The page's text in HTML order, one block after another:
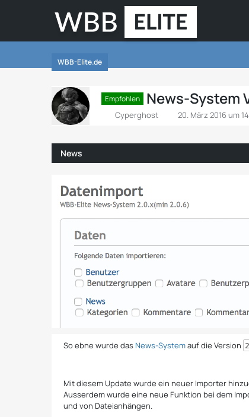
WBB-Elite.de
Empfohlen News-System
Cyperghost 20. März 2016 um
News
So ebne wurde das News-Systemauf die Version
Mit diesem Update wurde ein neuer Importer
Ausserdem wurde eine neue Funktion bei dem
und von Dateianhängen.